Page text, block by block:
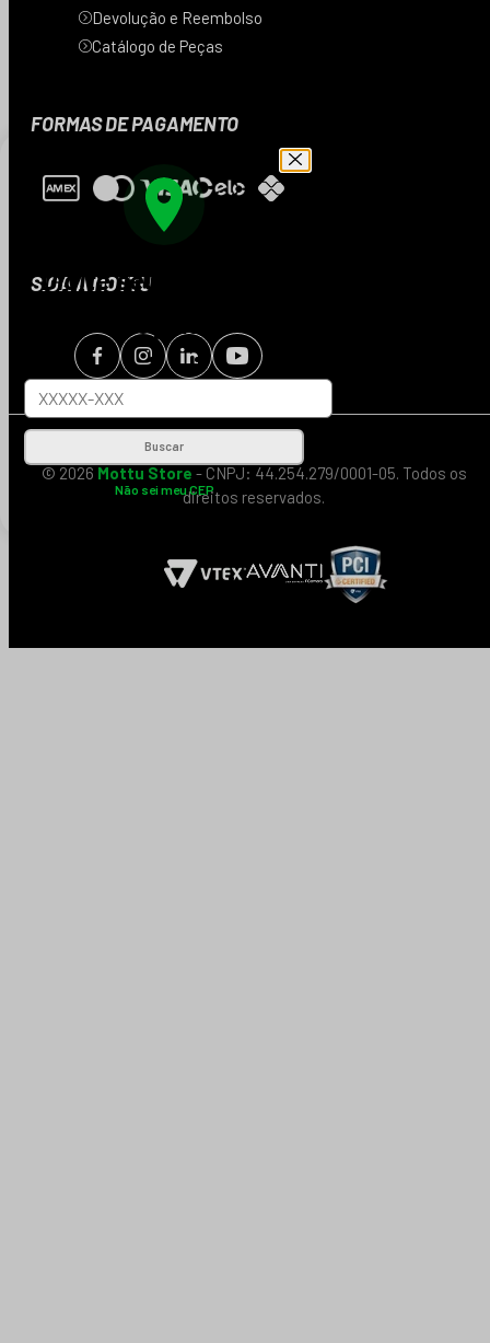
Devolução e Reembolso
Catálogo de Peças
FORMAS DE PAGAMENTO
SIGA A MOTTU
© 2026 Mottu Store - CNPJ: 44.254.279/0001-05. Todos os
direitos reservados.
Digite seu CEP e veja
os produtos da sua
Buscar
Não sei meu CEP